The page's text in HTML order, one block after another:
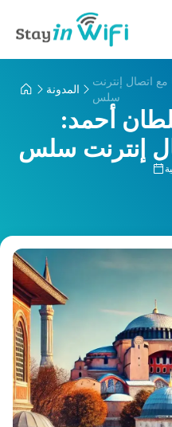
المدونة
اتصال إنترنت
سلس
أحمد:
إنترنت سلس